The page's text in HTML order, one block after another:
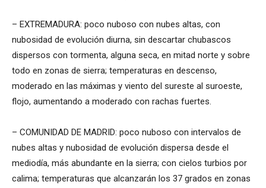
– EXTREMADURA: poco nuboso con nubes altas, con
nubosidad de evolución diurna, sin descartar chubascos
dispersos con tormenta, alguna seca, en mitad norte y sobre
todo en zonas de sierra; temperaturas en descenso,
moderado en las máximas y viento del sureste al suroeste,
flojo, aumentando a moderado con rachas fuertes.
– COMUNIDAD DE MADRID: poco nuboso con intervalos de
nubes altas y nubosidad de evolución dispersa desde el
mediodía, más abundante en la sierra; con cielos turbios por
calima; temperaturas que alcanzarán los 37 grados en zonas